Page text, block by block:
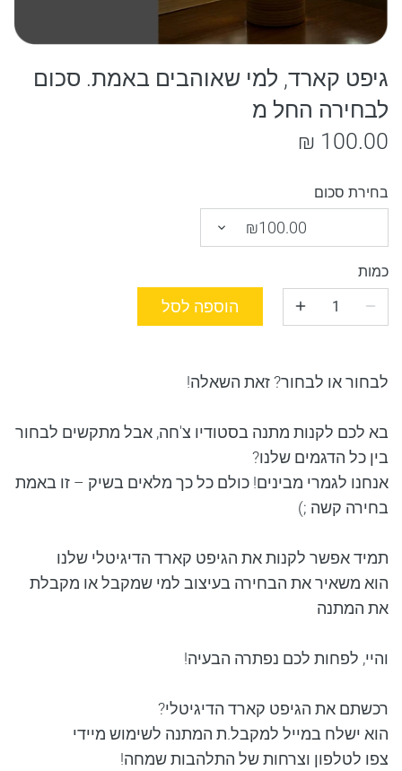
גיפט קארד, למי שאוהבים באמת. סכום
לבחירה החל מ
100.00 ₪
בחירת סכום
₪100.00
כמות
הוספה לסל
לבחור או לבחור? זאת השאלה!
בא לכם לקנות מתנה בסטודיו צ'חה, אבל מתקשים לבחור
בין כל הדגמים שלנו?
אנחנו לגמרי מבינים! כולם כל כך מלאים בשיק – זו באמת
בחירה קשה ;)
תמיד אפשר לקנות את הגיפט קארד הדיגיטלי שלנו
הוא משאיר את הבחירה בעיצוב למי שמקבל או מקבלת
את המתנה
והיי, לפחות לכם נפתרה הבעיה!
רכשתם את הגיפט קארד הדיגיטלי?
הוא ישלח במייל למקבל.ת המתנה לשימוש מיידי
צפו לטלפון וצרחות של התלהבות שמחה!